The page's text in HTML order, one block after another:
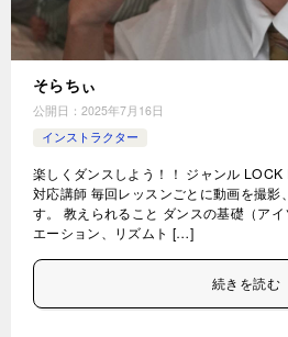
そらちぃ
公開日： 2025年7月16日
インストラクター
楽しくダンスしよう！！ ジャンル LOCK
対応講師 毎回レッスンごとに動画を撮影
す。 教えられること ダンスの基礎（ア
エーション、リズムト […]
続きを読む